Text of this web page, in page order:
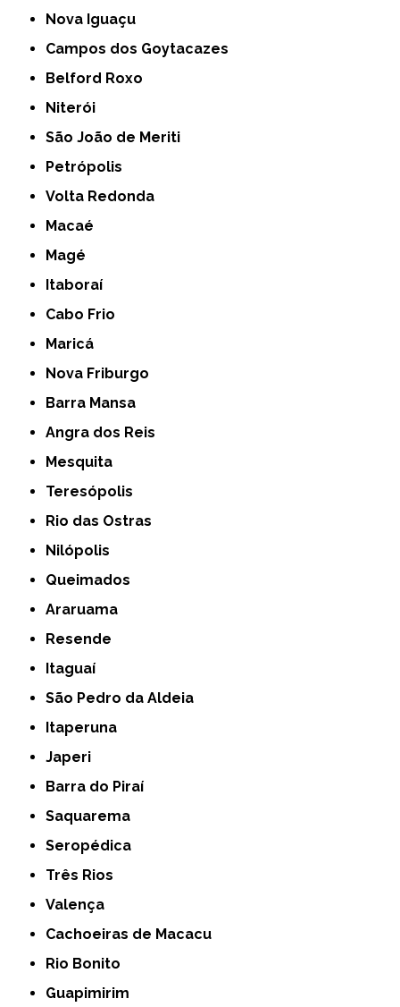
Nova Iguaçu
Campos dos Goytacazes
Belford Roxo
Niterói
São João de Meriti
Petrópolis
Volta Redonda
Macaé
Magé
Itaboraí
Cabo Frio
Maricá
Nova Friburgo
Barra Mansa
Angra dos Reis
Mesquita
Teresópolis
Rio das Ostras
Nilópolis
Queimados
Araruama
Resende
Itaguaí
São Pedro da Aldeia
Itaperuna
Japeri
Barra do Piraí
Saquarema
Seropédica
Três Rios
Valença
Cachoeiras de Macacu
Rio Bonito
Guapimirim